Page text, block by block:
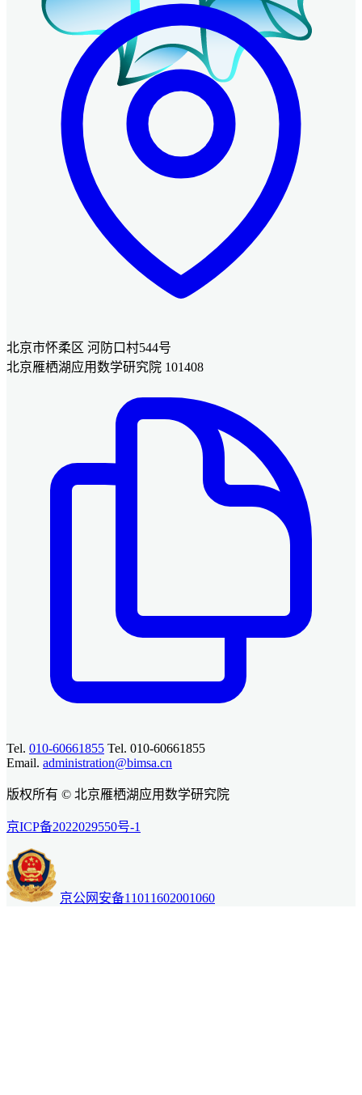
北京市怀柔区 河防口村544号
北京雁栖湖应用数学研究院 101408
Tel. 010-60661855 Tel. 010-60661855
Email. administration@bimsa.cn
版权所有 © 北京雁栖湖应用数学研究院
京ICP备2022029550号-1
京公网安备11011602001060